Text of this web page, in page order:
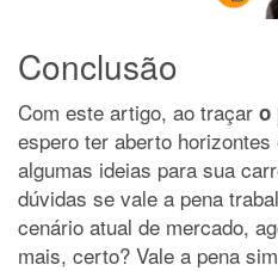
Conclusão
Com este artigo, ao traçar o
espero ter aberto
algumas ideias para sua
dúvidas se vale a pena
cenário atual de mercado,
mais, certo? Vale a pena